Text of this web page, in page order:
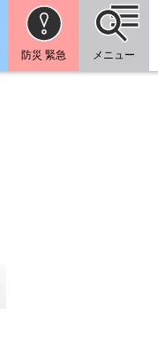
防災 緊急 メニュー